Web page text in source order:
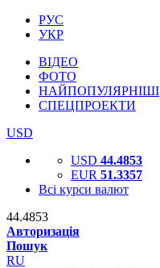
РУС
УКР
ВІДЕО
ФОТО
НАЙПОПУЛЯРНІШІ
СПЕЦПРОЕКТИ
USD
USD 44.4853
EUR 51.3357
Всі курси валют
44.4853
Авторизація
Пошук
RU